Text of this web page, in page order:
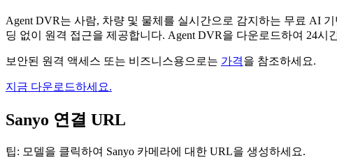
Agent DVR는 사람, 차량 및 물체를 실시간으로 감지하는 무료 AI
딩 없이 원격 접근을 제공합니다. Agent DVR을 다운로드하여 24시
보안된 원격 액세스 또는 비즈니스용으로는 가격을 참조하세요.
지금 다운로드하세요.
Sanyo 연결 URL
팁: 모델을 클릭하여 Sanyo 카메라에 대한 URL을 생성하세요.